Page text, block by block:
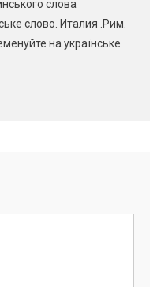
слова
слово. Италия .Рим.
на українське